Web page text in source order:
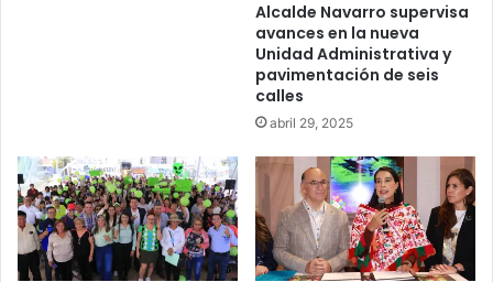
Alcalde Navarro supervisa
avances en la nueva
Unidad Administrativa y
pavimentación de seis
calles
abril 29, 2025